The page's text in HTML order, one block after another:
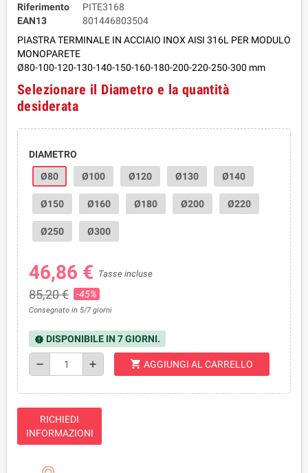
Riferimento
PITE3168
EAN13
801446803504
PIASTRA TERMINALE IN ACCIAIO INOX AISI 316L PER MODULO
MONOPARETE
Ø80-100-120-130-140-150-160-180-200-220-250-300 mm
Selezionare il Diametro e la quantità
desiderata
DIAMETRO
Ø80
Ø100 Ø120 Ø130 Ø140
Ø150 Ø160 Ø180 Ø200 Ø220
Ø250 Ø300
46,86 € Tasse incluse
85,20 € -45%
Consegnato in 5/7 giorni
new_releases DISPONIBILE IN 7 GIORNI.
remove add shopping_cart AGGIUNGI AL CARRELLO
RICHIEDI
INFORMAZIONI